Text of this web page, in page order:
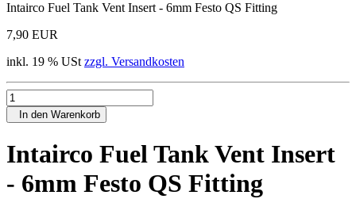
Intairco Fuel Tank Vent Insert - 6mm Festo QS Fitting
7,90 EUR
inkl. 19 % USt zzgl. Versandkosten
In den Warenkorb
Intairco Fuel Tank Vent Insert
- 6mm Festo QS Fitting